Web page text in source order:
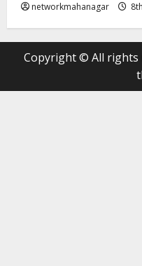
networkmahanagar
Copyright © All rights